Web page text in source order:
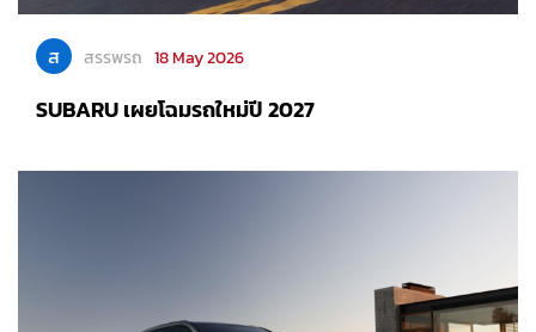
ส สรรพรถ 18 May 2026
SUBARU เผยโฉมรถใหม่ปี 2027